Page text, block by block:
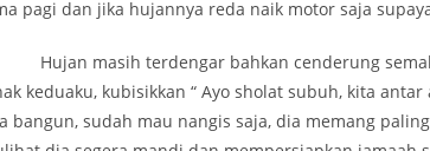
pagi dan jika hujannya reda naik motor saja
masih terdengar bahkan cenderung
keduaku, kubisikkan “ Ayo sholat subuh, kita antar
bangun, sudah mau nangis saja, dia memang